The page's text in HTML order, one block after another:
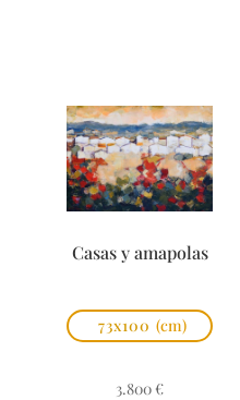
Casas y amapolas
73x100 (cm)
3.800 €